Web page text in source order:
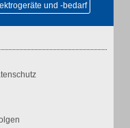
und -bedarf